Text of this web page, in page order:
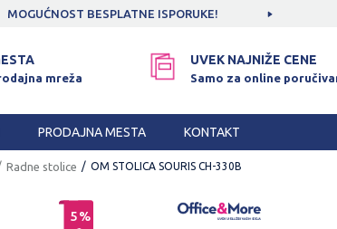
MOGUĆNOST BESPLATNE ISPORUKE!
mreža
UVEK NAJNIŽE CENE
Samo za online
PRODAJNA MESTA KONTAKT
Radne stolice OM STOLICA SOURIS CH-330B
5 %